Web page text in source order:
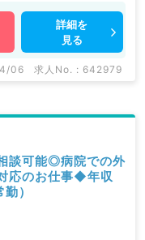
詳細を
見る
06 求人No. : 642979
談可能◎病院での外
応のお仕事◆年収
）